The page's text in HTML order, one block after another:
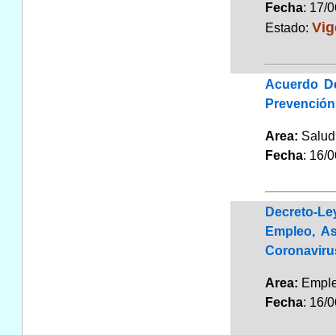
Fecha: 17/
Estado:
Acuerdo
Area:
Fecha: 16/
Decreto-
Empleo,
Area:
Fecha: 16/